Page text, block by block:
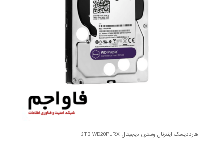
هارددیسک اینترنال وسترن دیجیتال 2TB WD20PURX